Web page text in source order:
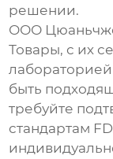
решении.
ООО
Товары, с их
быть
требуйте
стандартам